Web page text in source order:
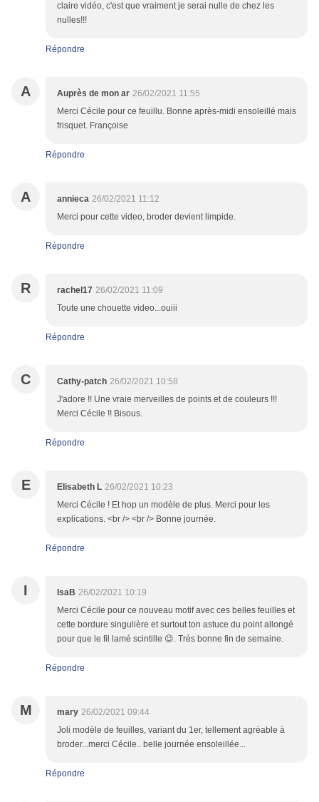
claire vidéo, c'est que vraiment je serai nulle de chez les
nulles!!!
Répondre
A Auprès de mon ar 26/02/2021 11:55
Merci Cécile pour ce feuillu. Bonne après-midi ensoleillé mais
frisquet. Françoise
Répondre
A annieca 26/02/2021 11:12
Merci pour cette video, broder devient limpide.
Répondre
R rachel17 26/02/2021 11:09
Toute une chouette video...ouiii
Répondre
C Cathy-patch 26/02/2021 10:58
J'adore !! Une vraie merveilles de points et de couleurs !!!
Merci Cécile !! Bisous.
Répondre
E Elisabeth L 26/02/2021 10:23
Merci Cécile ! Et hop un modèle de plus. Merci pour les
explications. <br /> <br /> Bonne journée.
Répondre
I IsaB 26/02/2021 10:19
Merci Cécile pour ce nouveau motif avec ces belles feuilles et
cette bordure singulière et surtout ton astuce du point allongé
pour que le fil lamé scintille 😉. Très bonne fin de semaine.
Répondre
M mary 26/02/2021 09:44
Joli modèle de feuilles, variant du 1er, tellement agréable à
broder...merci Cécile.. belle journée ensoleillée...
Répondre